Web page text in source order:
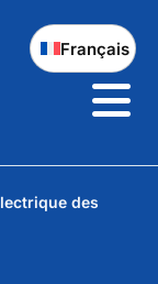
Français
des